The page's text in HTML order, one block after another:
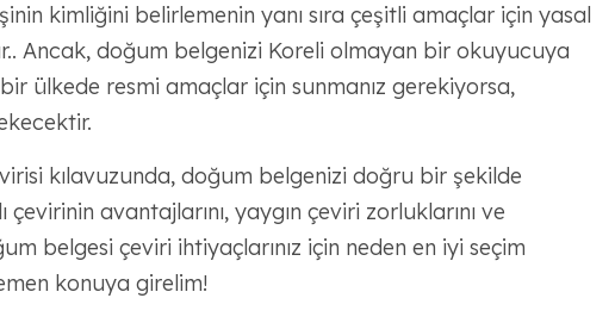
kimliğini belirlemenin yanı sıra çeşitli amaçlar için yasal
Ancak, doğum belgenizi Koreli olmayan bir okuyucuya
ülkede resmi amaçlar için sunmanız gerekiyorsa,
kılavuzunda, doğum belgenizi doğru bir şekilde
avantajlarını, yaygın çeviri zorluklarını ve
belgesi çeviri ihtiyaçlarınız için neden en iyi seçim
konuya girelim!